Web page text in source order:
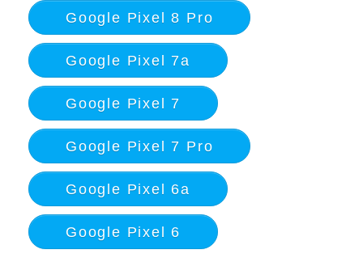
Google Pixel 8 Pro
Google Pixel 7a
Google Pixel 7
Google Pixel 7 Pro
Google Pixel 6a
Google Pixel 6